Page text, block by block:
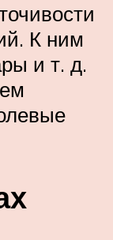
К ним
и т. д.